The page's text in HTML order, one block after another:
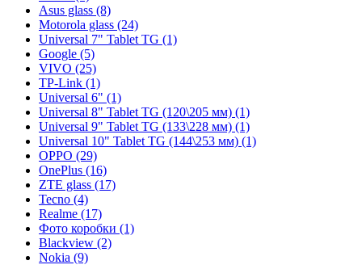
Asus glass (8)
Motorola glass (24)
Universal 7" Tablet TG (1)
Google (5)
VIVO (25)
TP-Link (1)
Universal 6" (1)
Universal 8" Tablet TG (120\205 мм) (1)
Universal 9" Tablet TG (133\228 мм) (1)
Universal 10" Tablet TG (144\253 мм) (1)
OPPO (29)
OnePlus (16)
ZTE glass (17)
Tecno (4)
Realme (17)
Фото коробки (1)
Blackview (2)
Nokia (9)